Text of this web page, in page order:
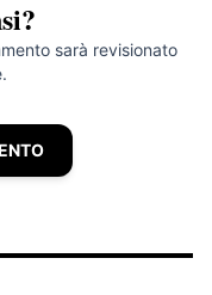
sarà revisionato